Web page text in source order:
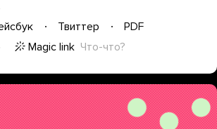
Твиттер
PDF
Magic link Что-что?